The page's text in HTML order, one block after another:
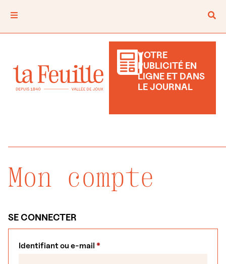
VOTRE
PUBLICITÉ EN
LIGNE ET DANS
LE JOURNAL
Mon compte
SE CONNECTER
Identifiant ou e-mail *